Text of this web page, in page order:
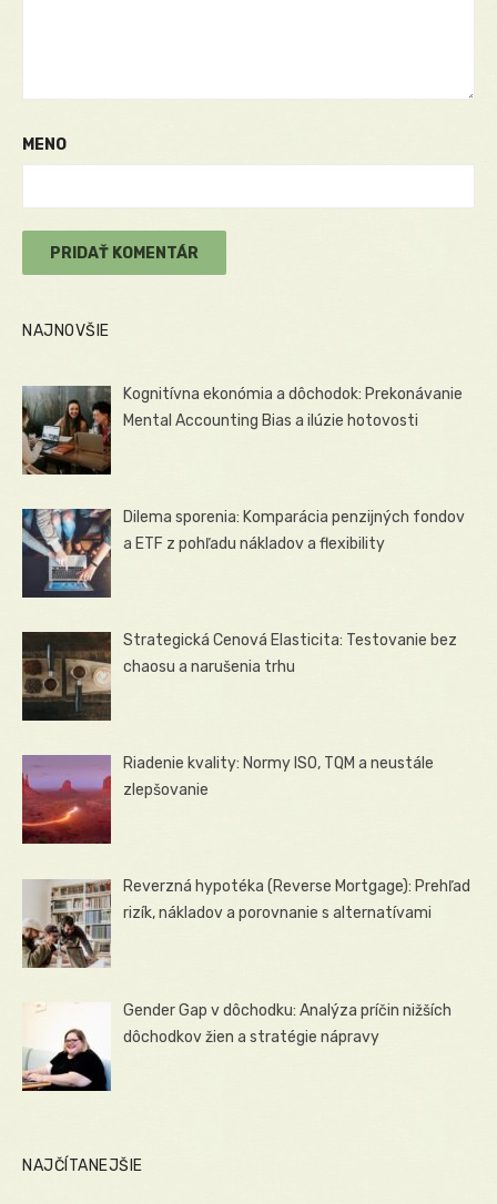
MENO
NAJNOVŠIE
Kognitívna ekonómia a dôchodok: Prekonávanie
Mental Accounting Bias a ilúzie hotovosti
Dilema sporenia: Komparácia penzijných fondov
a ETF z pohľadu nákladov a flexibility
Strategická Cenová Elasticita: Testovanie bez
chaosu a narušenia trhu
Riadenie kvality: Normy ISO, TQM a neustále
zlepšovanie
Reverzná hypotéka (Reverse Mortgage): Prehľad
rizík, nákladov a porovnanie s alternatívami
Gender Gap v dôchodku: Analýza príčin nižších
dôchodkov žien a stratégie nápravy
NAJČÍTANEJŠIE